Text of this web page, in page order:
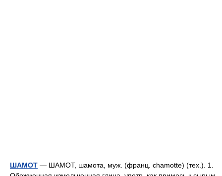
ШАМОТ — ШАМОТ, шамота, муж. (франц. chamotte) (тех.). 1.